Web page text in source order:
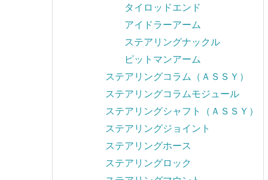
タイロッドエンド
アイドラーアーム
ステアリングナックル
ピットマンアーム
ステアリングコラム（ＡＳＳＹ）
ステアリングコラムモジュール
ステアリングシャフト（ＡＳＳＹ）
ステアリングジョイント
ステアリングホース
ステアリングロック